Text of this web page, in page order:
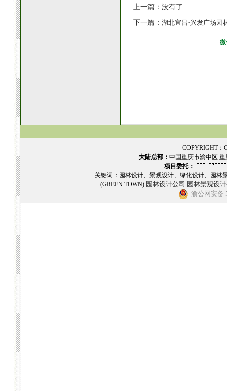
上一篇：没有了
下一篇： 湖北宜昌·兴发广场园
COPYRIGHT：
大陆总部： 中国重庆市渝中区
项目委托：
关键词：园林设计、景观设计、绿化设计、园林
(GREEN TOWN) 园林设计公司 园林景观设
渝公网安备